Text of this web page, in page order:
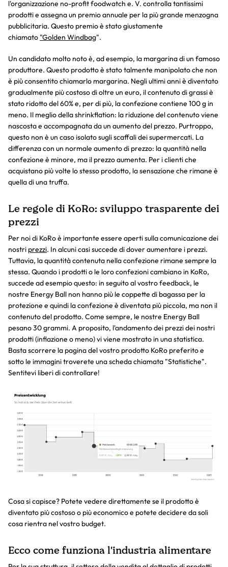
l'organizzazione no-profit foodwatch e. V. controlla tantissimi
prodotti e assegna un premio annuale per la più grande menzogna
pubblicitaria. Questo premio è stato giustamente
chiamato "Golden Windbag".
Un candidato molto noto è, ad esempio, la margarina di un famoso
produttore. Questo prodotto è stato talmente manipolato che non
è più consentito chiamarlo margarina. Negli ultimi anni è diventato
gradualmente più costoso di oltre un euro, il contenuto di grassi è
stato ridotto del 60% e, per di più, la confezione contiene 100 g in
meno. Il meglio della shrinkflation: la riduzione del contenuto viene
nascosta e accompagnata da un aumento del prezzo. Purtroppo,
questo non è un caso isolato sugli scaffali dei supermercati. La
differenza con un normale aumento di prezzo: la quantità nella
confezione è minore, ma il prezzo aumenta. Per i clienti che
acquistano più volte lo stesso prodotto, la sensazione che rimane è
quella di una truffa.
Le regole di KoRo: sviluppo trasparente dei
prezzi
Per noi di KoRo è importante essere aperti sulla comunicazione dei
nostri prezzi. In alcuni casi succede di dover aumentare i prezzi.
Tuttavia, la quantità contenuta nella confezione rimane sempre la
stessa. Quando i prodotti o le loro confezioni cambiano in KoRo,
succede ad esempio questo: in seguito al vostro feedback, le
nostre Energy Ball non hanno più le coppette di bagassa per la
protezione e quindi la confezione è diventata più piccola, ma non il
contenuto del prodotto. Come sempre, le nostre Energy Ball
pesano 30 grammi. A proposito, l'andamento dei prezzi dei nostri
prodotti (inflazione o meno) vi viene mostrato in una statistica.
Basta scorrere la pagina del vostro prodotto KoRo preferito e
sotto le immagini troverete una scheda chiamata "Statistiche".
Sentitevi liberi di controllare!
Cosa si capisce? Potete vedere direttamente se il prodotto è
diventato più costoso o più economico e potete decidere da soli
cosa rientra nel vostro budget.
Ecco come funziona l'industria alimentare